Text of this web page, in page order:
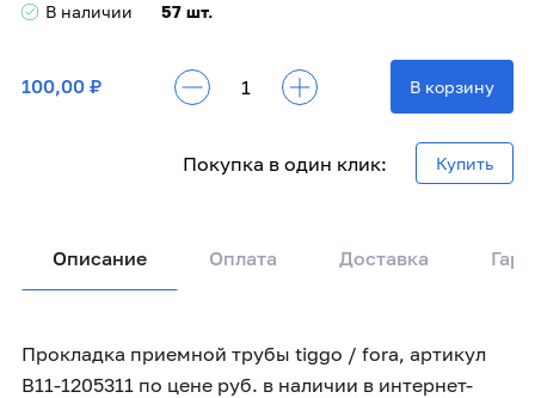
В наличии 57 шт.
100,00 ₽ В корзину
Покупка в один клик: Купить
Описание Оплата Доставка
Прокладка приемной трубы tiggo / fora, артикул
B11-1205311 по цене руб. в наличии в интернет-